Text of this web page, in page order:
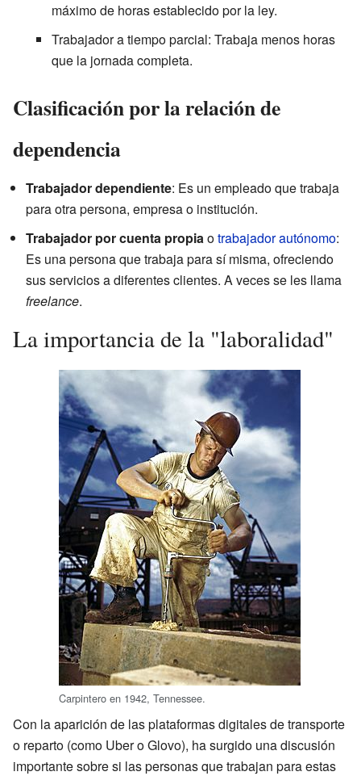
máximo de horas establecido por la ley.
Trabajador a tiempo parcial: Trabaja menos horas
que la jornada completa.
Clasificación por la relación de
dependencia
Trabajador dependiente: Es un empleado que trabaja
para otra persona, empresa o institución.
Trabajador por cuenta propiaotrabajador autónomo:
Es una persona que trabaja para sí misma, ofreciendo
sus servicios a diferentes clientes. A veces se les llama
freelance.
La importancia de la "laboralidad"
Carpintero en 1942, Tennessee.
Con la aparición de las plataformas digitales de transporte
o reparto (como Uber o Glovo), ha surgido una discusión
importante sobre si las personas que trabajan para estas